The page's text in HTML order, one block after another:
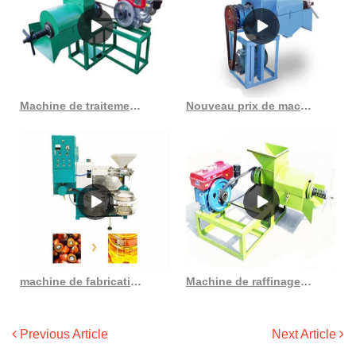
Machine de traitement d’huile de palmiste de nouveau style 2023 avec ce au Gabon Nouveau prix de machine à huile de palme conçu de 500 kg/h au Maroc
machine de fabrication d’huile de palme fournisseurs d’huile de palme en gros en Côte d’Ivoire Machine de raffinage d’extraction de pressage d’huile de traitement d’huile de palme
Previous Article Next Article